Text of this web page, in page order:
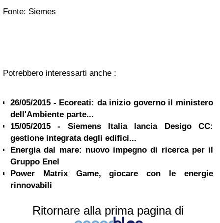
Fonte: Siemes
Potrebbero interessarti anche :
26/05/2015 - Ecoreati: da inizio governo il ministero
dell'Ambiente parte...
15/05/2015 - Siemens Italia lancia Desigo CC:
gestione integrata degli edifici...
Energia dal mare: nuovo impegno di ricerca per il
Gruppo Enel
Power Matrix Game, giocare con le energie
rinnovabili
Ritornare alla prima pagina di